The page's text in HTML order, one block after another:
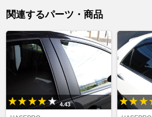
関連するパーツ・商品
4.43